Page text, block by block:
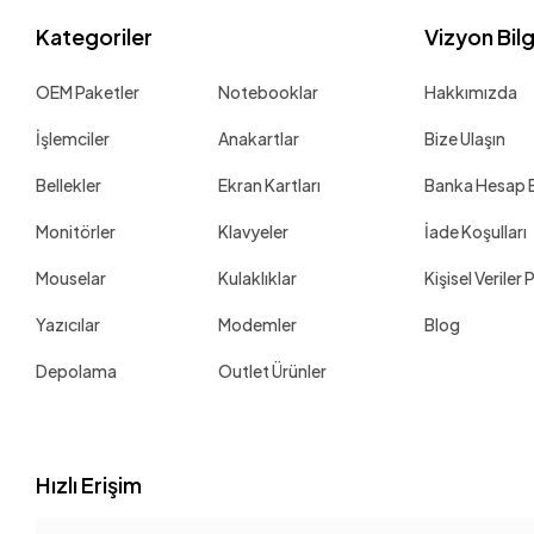
Gigabyte
iData
Kategoriler
OEM Paketler Notebooklar
İşlemciler Anakartlar
Bellekler Ekran Kartları
Monitörler Klavyeler
Mouselar Kulaklıklar
Yazıcılar Modemler
Depolama Outlet Ürünler
Vizyon
Hakkımızda
Bize Ulaşın
Banka Hesap
İade Koşulları
Kişisel Veriler
Blog
Hızlı Erişim